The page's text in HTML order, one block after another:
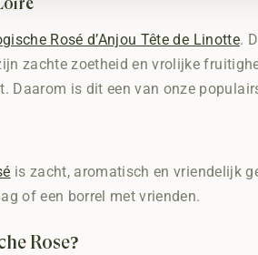
Rosé d’Anjou Tête de Linotte.
zachte zoetheid en vrolijke
Daarom is dit een van onze
is zacht, aromatisch en vriendelijk
of een borrel met vrienden.
Rosé?